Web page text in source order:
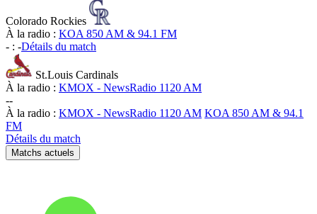
Colorado Rockies
À la radio : KOA 850 AM & 94.1 FM
- : -Détails du match
St.Louis Cardinals
À la radio : KMOX - NewsRadio 1120 AM
--
À la radio : KMOX - NewsRadio 1120 AM KOA 850 AM & 94.1
FM
Détails du match
Matchs actuels